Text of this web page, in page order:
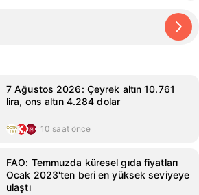
7 Ağustos 2026: Çeyrek altın 10.761
lira, ons altın 4.284 dolar
10 saat önce
FAO: Temmuzda küresel gıda fiyatları
Ocak 2023'ten beri en yüksek seviyeye
ulaştı